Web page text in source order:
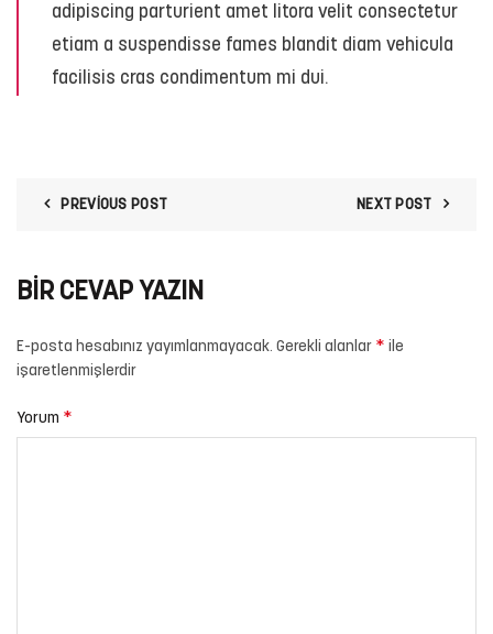
adipiscing parturient amet litora velit consectetur
etiam a suspendisse fames blandit diam vehicula
facilisis cras condimentum mi dui.
PREVIOUS POST NEXT POST
BIR CEVAP YAZIN
E-posta hesabınız yayımlanmayacak. Gerekli alanlar * ile
işaretlenmişlerdir
Yorum *